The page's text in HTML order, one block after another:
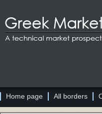
Home page All borders